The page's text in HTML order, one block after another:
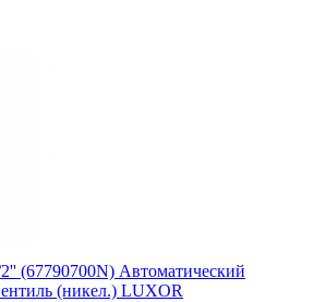
(67790700N) Автоматический
(никел.) LUXOR